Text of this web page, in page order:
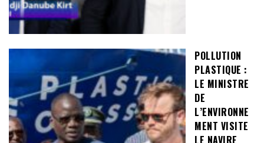
POLLUTION
PLASTIQUE :
LE MINISTRE
DE
L’ENVIRONNE
MENT VISITE
LE NAVIRE